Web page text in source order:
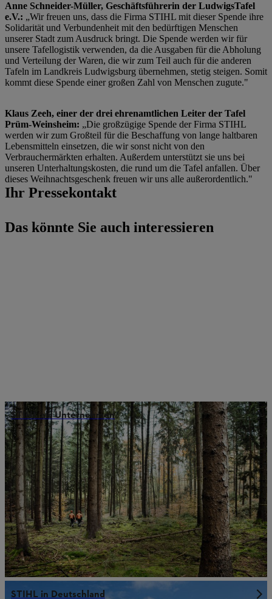
Anne Schneider-Müller, Geschäftsführerin der LudwigsTafel
e.V.: „Wir freuen uns, dass die Firma STIHL mit dieser Spende ihre
Solidarität und Verbundenheit mit den bedürftigen Menschen
unserer Stadt zum Ausdruck bringt. Die Spende werden wir für
unsere Tafellogistik verwenden, da die Ausgaben für die Abholung
und Verteilung der Waren, die wir zum Teil auch für die anderen
Tafeln im Landkreis Ludwigsburg übernehmen, stetig steigen. Somit
kommt diese Spende einer großen Zahl von Menschen zugute."
Klaus Zeeh, einer der drei ehrenamtlichen Leiter der Tafel
Prüm-Weinsheim: „Die großzügige Spende der Firma STIHL
werden wir zum Großteil für die Beschaffung von lange haltbaren
Lebensmitteln einsetzen, die wir sonst nicht von den
Verbrauchermärkten erhalten. Außerdem unterstützt sie uns bei
unseren Unterhaltungskosten, die rund um die Tafel anfallen. Über
dieses Weihnachtsgeschenk freuen wir uns alle außerordentlich."
Ihr Pressekontakt
Das könnte Sie auch interessieren
STIHL als Unternehmen
STIHL in Deutschland